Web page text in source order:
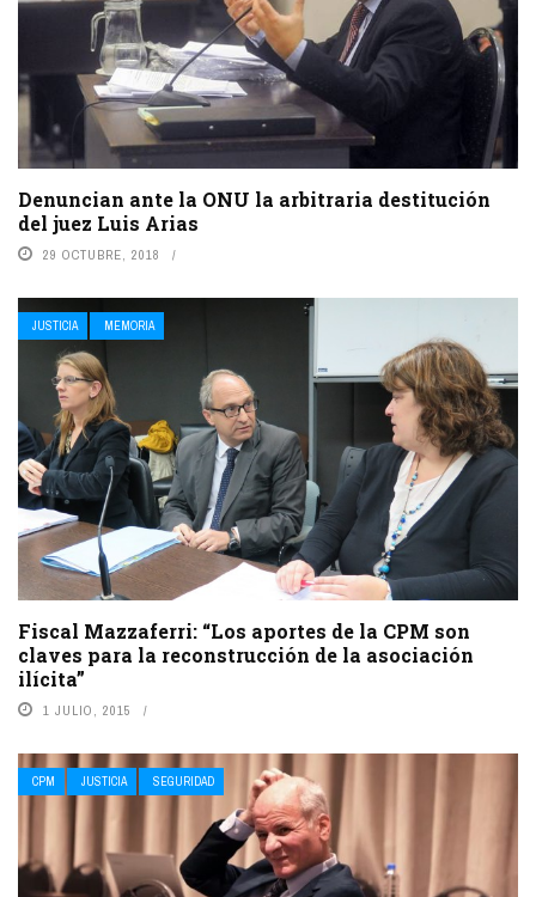
Denuncian ante la ONU la arbitraria destitución
del juez Luis Arias
29 OCTUBRE, 2018
JUSTICIA MEMORIA
Fiscal Mazzaferri: “Los aportes de la CPM son
claves para la reconstrucción de la asociación
ilícita”
1 JULIO, 2015
CPM JUSTICIA SEGURIDAD